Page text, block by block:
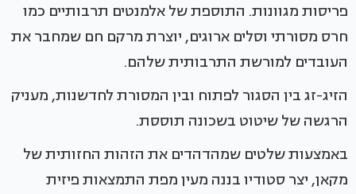
פריסות מגוונות. התוספת של אלמנטים תרבותיים כמו
חרס מסורתי וסלים ארוגים, יוצרת מרקם חם שמחבר את
העובדים למורשת התרבותית שלהם.
הזיג-זג בין הסגור לפתוח ובין המסורת לחדשנות, מעניק
הרגשה של שיטוט בשכונה תוססת.
באמצעות שלטים שמהדהדים את הזהות החזותית של
מקאן, יצר סטודיו בננה מעין מפת התמצאות פיזית